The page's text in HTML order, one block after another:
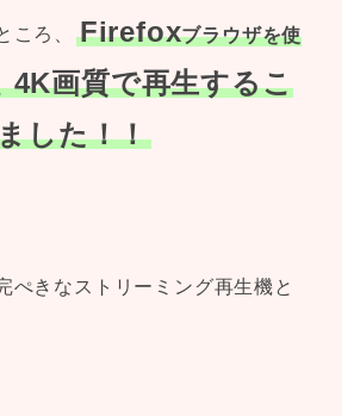
ころ、 Firefoxブラウザを使
4K画質で再生するこ
した！！
ぺきなストリーミング再生機と